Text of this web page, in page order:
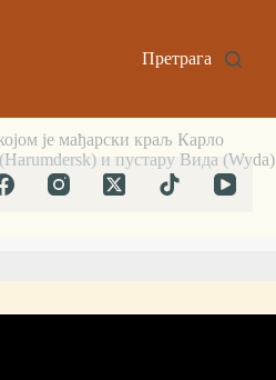
Претрага
је мађарски краљ Карло
и пустару Вида (Wyda)